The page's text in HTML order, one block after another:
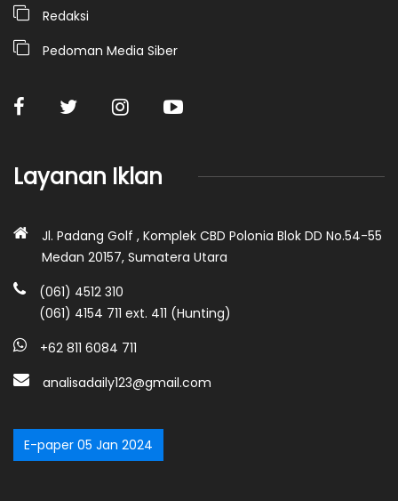
Redaksi
Pedoman Media Siber
Layanan Iklan
Jl. Padang Golf , Komplek CBD Polonia Blok DD No.54-55
Medan 20157, Sumatera Utara
(061) 4512 310
(061) 4154 711 ext. 411 (Hunting)
+62 811 6084 711
analisadaily123@gmail.com
E-paper 05 Jan 2024